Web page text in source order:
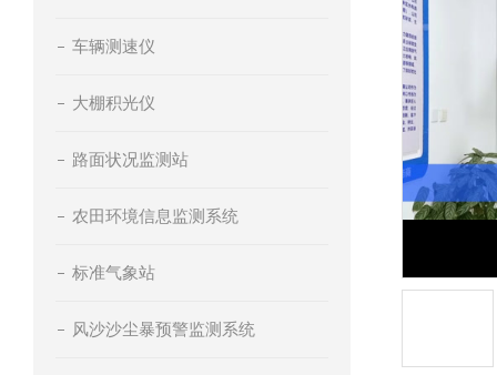
车辆测速仪
大棚积光仪
路面状况监测站
农田环境信息监测系统
标准气象站
风沙沙尘暴预警监测系统